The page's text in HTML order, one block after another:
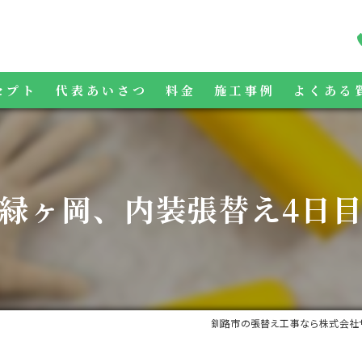
プト 代表あいさつ 料金 施工事例 よくある
ヶ岡、内装張替え4日
釧路市の張替え工事なら株式会社